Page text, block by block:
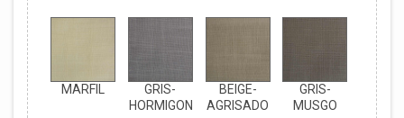
MARFIL
GRIS-
HORMIGON
BEIGE-
AGRISADO
GRIS-
MUSGO